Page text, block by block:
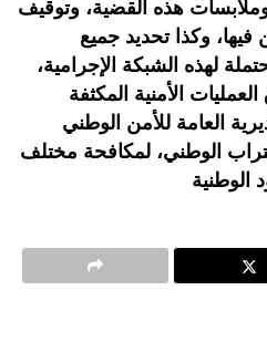
هذه القضية، وتوقيف
وكذا تحديد جميع
لهذه الشبكة الإجرامية،
الأمنية المكثفة
العامة للأمن الوطني
الوطني، لمكافحة مختلف
الوطنية